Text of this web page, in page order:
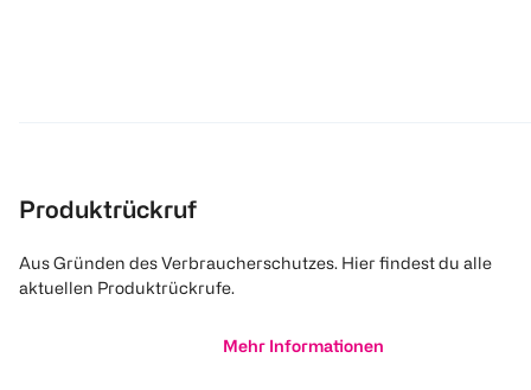
Produktrückruf
Aus Gründen des Verbraucherschutzes. Hier findest du alle
aktuellen Produktrückrufe.
Mehr Informationen